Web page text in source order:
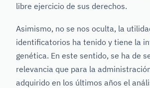
libre ejercicio de sus derechos.
Asimismo, no se nos oculta, la
identificatorios ha tenido y tiene la
genética. En este sentido, se ha de
relevancia que para la
adquirido en los últimos años el